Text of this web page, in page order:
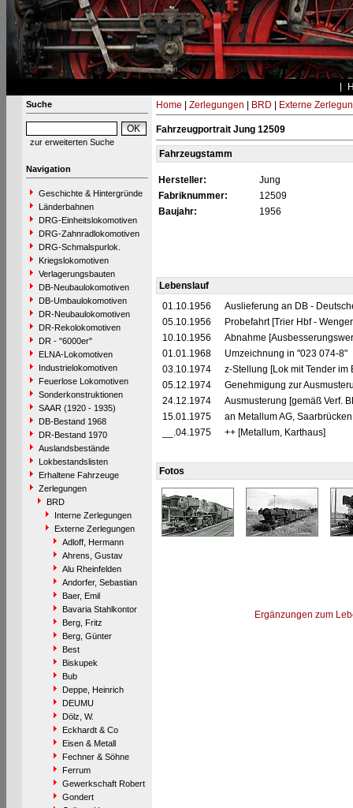
Suche
zur erweiterten Suche
Navigation
Geschichte & Hintergründe
Länderbahnen
DRG-Einheitslokomotiven
DRG-Zahnradlokomotiven
DRG-Schmalspurlok.
Kriegslokomotiven
Verlagerungsbauten
DB-Neubaulokomotiven
DB-Umbaulokomotiven
DR-Neubaulokomotiven
DR-Rekolokomotiven
DR - "6000er"
ELNA-Lokomotiven
Industrielokomotiven
Feuerlose Lokomotiven
Sonderkonstruktionen
SAAR (1920 - 1935)
DB-Bestand 1968
DR-Bestand 1970
Auslandsbestände
Lokbestandslisten
Erhaltene Fahrzeuge
Zerlegungen
BRD
Interne Zerlegungen
Externe Zerlegungen
Adloff, Hermann
Ahrens, Gustav
Alu Rheinfelden
Andorfer, Sebastian
Baer, Emil
Bavaria Stahlkontor
Berg, Fritz
Berg, Günter
Best
Biskupek
Bub
Deppe, Heinrich
DEUMU
Dölz, W.
Eckhardt & Co
Eisen & Metall
Fechner & Söhne
Ferrum
Gewerkschaft Robert
Gondert
Home Zerlegungen BRD Externe
Fahrzeugportrait Jung 12509
Fahrzeugstamm
Hersteller:
Jung
Fabriknummer:
12509
Baujahr:
1956
Lebenslauf
01.10.1956
Auslieferung an DB -
05.10.1956
Probefahrt [Trier Hbf -
10.10.1956
Abnahme
01.01.1968
Umzeichnung in "023 074-8"
03.10.1974
z-Stellung [Lok mit Tender im
05.12.1974
Genehmigung zur
24.12.1974
Ausmusterung [gemäß Verf.
15.01.1975
an Metallum AG,
__.04.1975
++ [Metallum, Karthaus]
Fotos
Ergänzungen zum